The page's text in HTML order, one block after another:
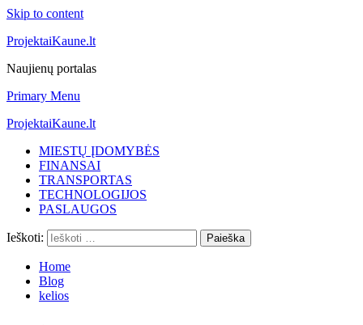
Skip to content
ProjektaiKaune.lt
Naujienų portalas
Primary Menu
ProjektaiKaune.lt
MIESTŲ ĮDOMYBĖS
FINANSAI
TRANSPORTAS
TECHNOLOGIJOS
PASLAUGOS
Ieškoti:
Home
Blog
kelios